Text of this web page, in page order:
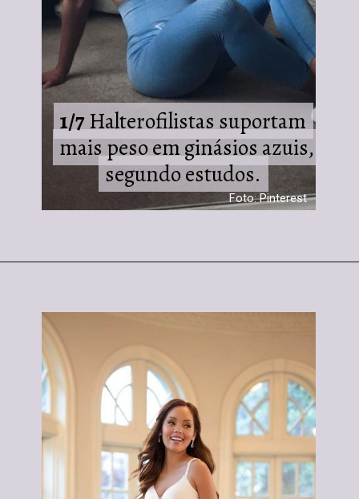
1/7Halterofilistas suportam
mais peso em ginásios azuis,
segundo estudos.
1/7Halterofilistas suportam
mais peso em ginásios azuis,
segundo estudos.
Foto: Pinterest